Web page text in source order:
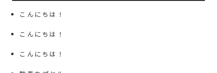
こんにちは！
こんにちは！
こんにちは！